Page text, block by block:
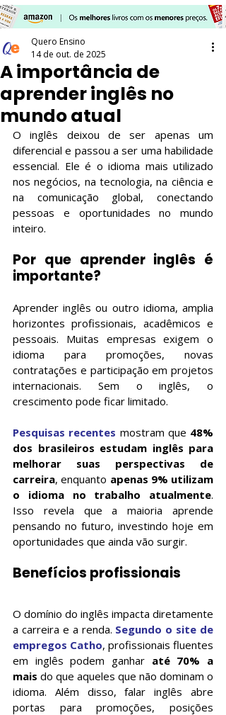
A importância de
aprender inglês no
mundo atual
Quero Ensino
14 de out. de 2025
O inglês deixou de ser apenas um
diferencial e passou a ser uma habilidade
essencial. Ele é o idioma mais utilizado
nos negócios, na tecnologia, na ciência e
na comunicação global, conectando
pessoas e oportunidades no mundo
inteiro.
Por que aprender inglês é
importante?
Aprender inglês ou outro idioma, amplia
horizontes profissionais, acadêmicos e
pessoais. Muitas empresas exigem o
idioma para promoções, novas
contratações e participação em projetos
internacionais. Sem o inglês, o
crescimento pode ficar limitado.
Pesquisas recentes mostram que 48%
dos brasileiros estudam inglês para
melhorar suas perspectivas de
carreira, enquanto apenas 9% utilizam
o idioma no trabalho atualmente.
Isso revela que a maioria aprende
pensando no futuro, investindo hoje em
oportunidades que ainda vão surgir.
Benefícios profissionais
O domínio do inglês impacta diretamente
a carreira e a renda. Segundo o site de
empregos Catho, profissionais fluentes
em inglês podem ganhar até 70% a
mais do que aqueles que não dominam o
idioma. Além disso, falar inglês abre
portas para promoções, posições